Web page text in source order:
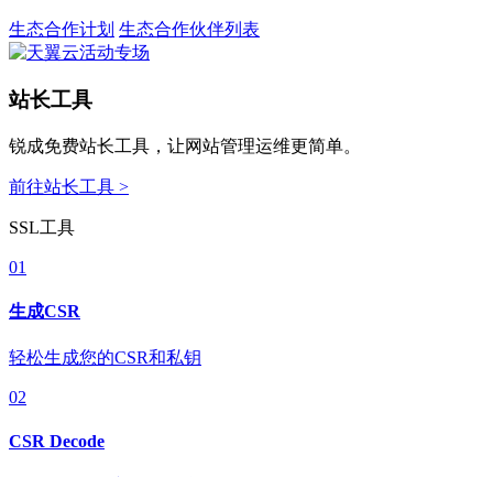
生态合作计划 生态合作伙伴列表
站长工具
锐成免费站长工具，让网站管理运维更简单。
前往站长工具 >
SSL工具
01
生成CSR
轻松生成您的CSR和私钥
02
CSR Decode